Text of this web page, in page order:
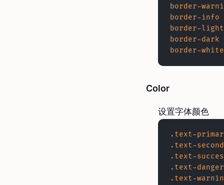
border-
border-info
border-light
border-dark
border-white
Color
设置字体颜色
.text-
.text-
.text-
.text-danger
.text-